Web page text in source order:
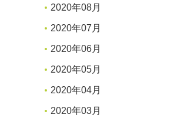
2020年08月
2020年07月
2020年06月
2020年05月
2020年04月
2020年03月